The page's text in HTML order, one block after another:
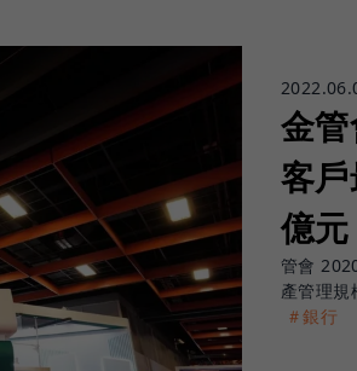
金
客
億元
管會
產管理規
＃銀行